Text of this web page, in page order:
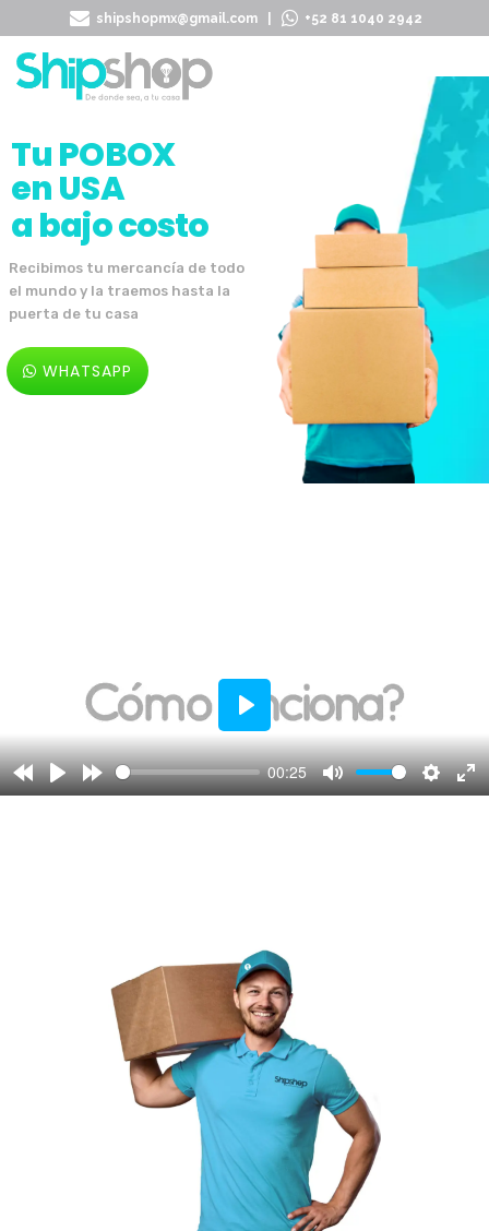
shipshopmx@gmail.com +52 81 1040 2942
Tu POBOX
en USA
a bajo costo
Recibimos tu mercancía de todo
el mundo y la traemos hasta la
puerta de tu casa
WHATSAPP
00:25
P
l
a